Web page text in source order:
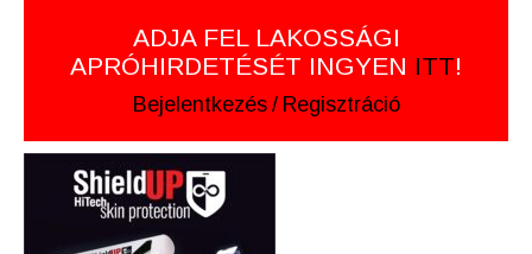
ADJA FEL LAKOSSÁGI
APRÓHIRDETÉSÉT INGYEN ITT!
Bejelentkezés / Regisztráció